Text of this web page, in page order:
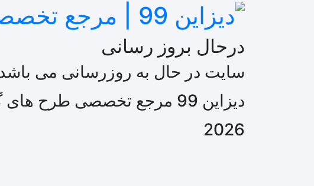
درحال بروز رسانی
سایت در حال به روزرسانی می
دیزاین 99 مرجع تخصصی طرح های گرافیکی
2026